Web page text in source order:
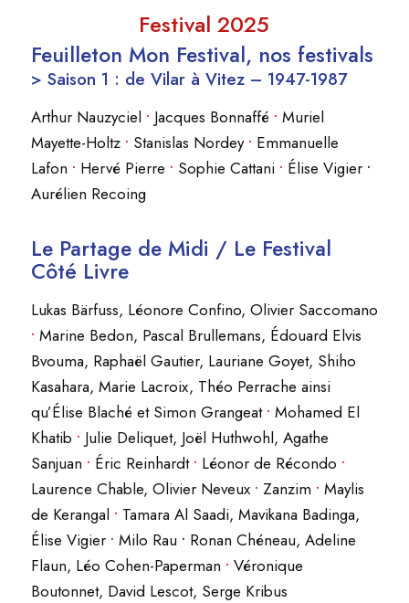
Festival 2025
Feuilleton Mon Festival, nos festivals
> Saison 1 : de Vilar à Vitez – 1947-1987
Arthur Nauzyciel • Jacques Bonnaffé • Muriel
Mayette-Holtz • Stanislas Nordey • Emmanuelle
Lafon • Hervé Pierre • Sophie Cattani • Élise Vigier •
Aurélien Recoing
Le Partage de Midi / Le Festival
Côté Livre
Lukas Bärfuss, Léonore Confino, Olivier Saccomano
• Marine Bedon, Pascal Brullemans, Édouard Elvis
Bvouma, Raphaël Gautier, Lauriane Goyet, Shiho
Kasahara, Marie Lacroix, Théo Perrache ainsi
qu’Élise Blaché et Simon Grangeat• Mohamed El
Khatib • Julie Deliquet, Joël Huthwohl, Agathe
Sanjuan • Éric Reinhardt• Léonor de Récondo •
Laurence Chable, Olivier Neveux • Zanzim • Maylis
de Kerangal • Tamara Al Saadi, Mavikana Badinga,
Élise Vigier• Milo Rau • Ronan Chéneau, Adeline
Flaun, Léo Cohen-Paperman • Véronique
Boutonnet, David Lescot, Serge Kribus